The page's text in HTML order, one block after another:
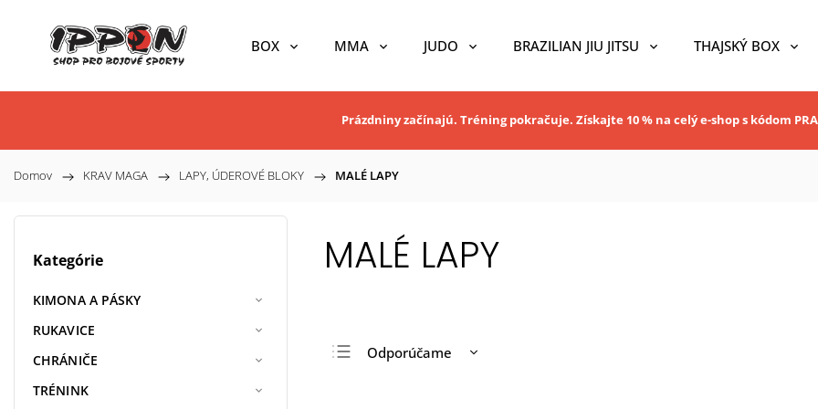
BOX MMA JUDO BRAZILIAN JIU JITSU THAJSKÝ BOX
Prázdniny začínajú. Tréning pokračuje. Získajte 10 % na celý e-shop s kódom
Domov / KRAV MAGA / LAPY, ÚDEROVÉ BLOKY / MALÉ LAPY
Kategórie
KIMONA A PÁSKY
RUKAVICE
CHRÁNIČE
TRÉNINK
MALÉ LAPY
Odporúčame